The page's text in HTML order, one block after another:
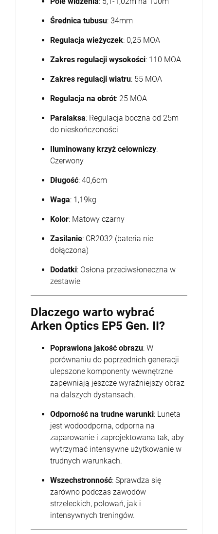
Średnica tubusu: 34mm
Regulacja wieżyczek: 0,25 MOA
Zakres regulacji wysokości: 110 MOA
Zakres regulacji wiatru: 55 MOA
Regulacja na obrót: 25 MOA
Paralaksa: Regulacja boczna od 25m
do nieskończoności
Iluminowany krzyż celowniczy:
Czerwony
Długość: 40,6cm
Waga: 1,19kg
Kolor: Matowy czarny
Zasilanie: CR2032 (bateria nie
dołączona)
Dodatki: Osłona przeciwsłoneczna w
zestawie
Dlaczego warto wybrać
Arken Optics EP5 Gen. II?
Poprawiona jakość obrazu: W
porównaniu do poprzednich generacji
ulepszone komponenty wewnętrzne
zapewniają jeszcze wyraźniejszy obraz
na dalszych dystansach.
Odporność na trudne warunki: Luneta
jest wodoodporna, odporna na
zaparowanie i zaprojektowana tak, aby
wytrzymać intensywne użytkowanie w
trudnych warunkach.
Wszechstronność: Sprawdza się
zarówno podczas zawodów
strzeleckich, polowań, jak i
intensywnych treningów.